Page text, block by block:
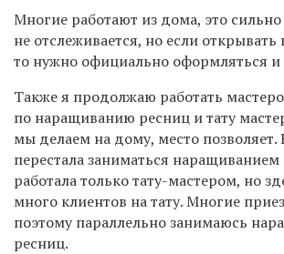
Многие работают из дома, это сильно
не отслеживается, но если открывать
то нужно официально оформляться и
Также я продолжаю работать
по наращиванию ресниц и тату
мы делаем на дому, место позволяет.
перестала заниматься наращиванием
работала только тату-мастером, но
много клиентов на тату. Многие
поэтому параллельно занимаюсь
ресниц.